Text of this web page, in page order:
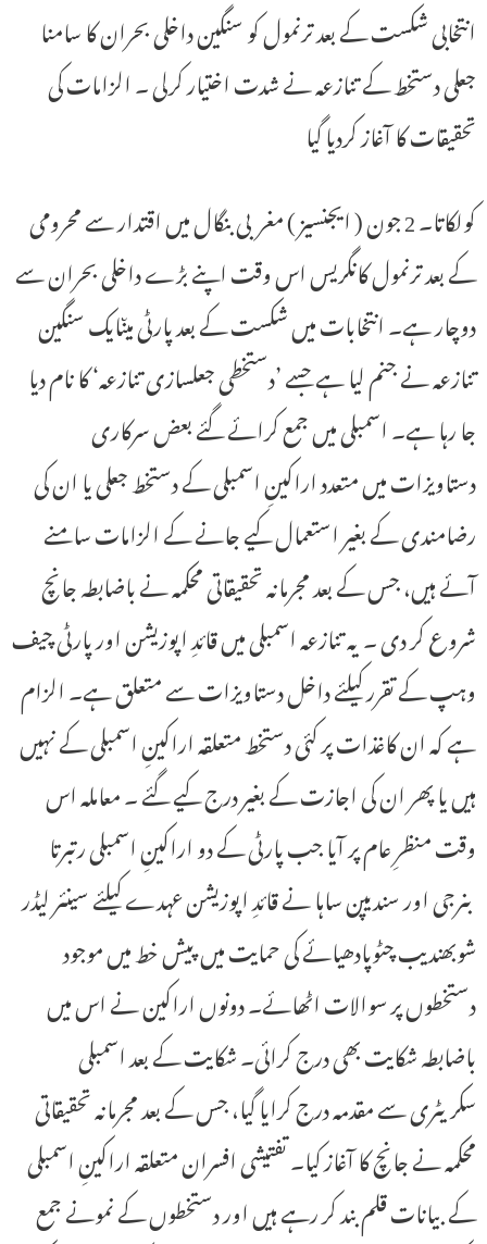
انتخابی شکست کے بعد ترنمول کو سنگین داخلی بحران کا سامنا
جعلی دستخط کے تنازعہ نے شدت اختیار کرلی ۔ الزامات کی
تحقیقات کا آغاز کردیا گیا
کولکاتا۔ 2 جون ( ایجنسیز ) مغربی بنگال میں اقتدار سے محرومی
کے بعد ترنمول کانگریس اس وقت اپنے بڑے داخلی بحران سے
دوچار ہے۔ انتخابات میں شکست کے بعد پارٹی میںایک سنگین
تنازعہ نے جنم لیا ہے جسے ’دستخطی جعلسازی تنازعہ‘ کا نام دیا
جا رہا ہے۔ اسمبلی میں جمع کرائے گئے بعض سرکاری
دستاویزات میں متعدد اراکینِ اسمبلی کے دستخط جعلی یا ان کی
رضامندی کے بغیر استعمال کیے جانے کے الزامات سامنے
آئے ہیں، جس کے بعد مجرمانہ تحقیقاتی محکمہ نے باضابطہ جانچ
شروع کر دی ۔ یہ تنازعہ اسمبلی میں قائدِ اپوزیشن اور پارٹی چیف
وہپ کے تقرر کیلئے داخل دستاویزات سے متعلق ہے۔ الزام
ہے کہ ان کاغذات پر کئی دستخط متعلقہ اراکینِ اسمبلی کے نہیں
ہیں یا پھر ان کی اجازت کے بغیر درج کیے گئے ۔ معاملہ اس
وقت منظرِ عام پر آیا جب پارٹی کے دو اراکینِ اسمبلی رتبرتا
بنرجی اور سندیپن ساہا نے قائدِ اپوزیشن عہدے کیلئے سینئر لیڈر
شوبھندیب چٹوپادھیائے کی حمایت میں پیش خط میں موجود
دستخطوں پر سوالات اٹھائے۔ دونوں اراکین نے اس میں
باضابطہ شکایت بھی درج کرائی۔ شکایت کے بعد اسمبلی
سکریٹری سے مقدمہ درج کرایا گیا، جس کے بعد مجرمانہ تحقیقاتی
محکمہ نے جانچ کا آغاز کیا۔ تفتیشی افسران متعلقہ اراکینِ اسمبلی
کے بیانات قلم بند کر رہے ہیں اور دستخطوں کے نمونے جمع